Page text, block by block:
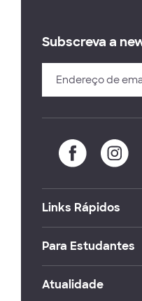
Subscreva a
Links Rápidos
Para Estudantes
Atualidade